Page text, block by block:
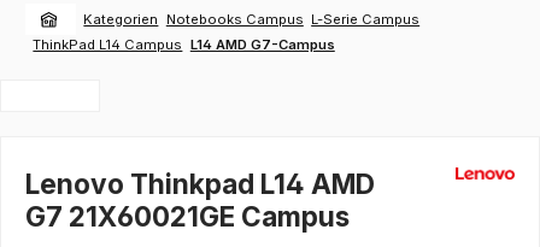
Kategorien Notebooks Campus L-Serie Campus
ThinkPad L14 Campus L14 AMD G7-Campus
Lenovo Thinkpad L14 AMD
G7 21X60021GE Campus